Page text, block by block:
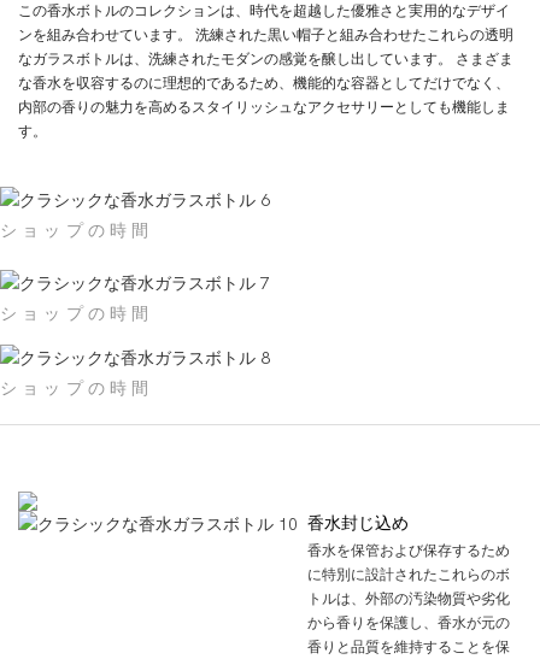
この香水ボトルのコレクションは、時代を超越した優雅さと実用的なデザイ
ンを組み合わせています。 洗練された黒い帽子と組み合わせたこれらの透明
なガラスボトルは、洗練されたモダンの感覚を醸し出しています。 さまざま
な香水を収容するのに理想的であるため、機能的な容器としてだけでなく、
内部の香りの魅力を高めるスタイリッシュなアクセサリーとしても機能しま
す。
ショップの時間
ショップの時間
ショップの時間
香水封じ込め
香水を保管および保存するため
に特別に設計されたこれらのボ
トルは、外部の汚染物質や劣化
から香りを保護し、香水が元の
香りと品質を維持することを保